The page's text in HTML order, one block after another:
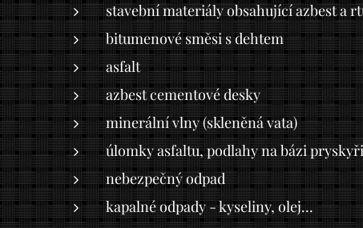
stavební materiály obsahující azbest a
bitumenové směsi s dehtem
asfalt
azbest cementové desky
minerální vlny (skleněná vata)
úlomky asfaltu, podlahy na bázi
nebezpečný odpad
kapalné odpady - kyseliny, olej...